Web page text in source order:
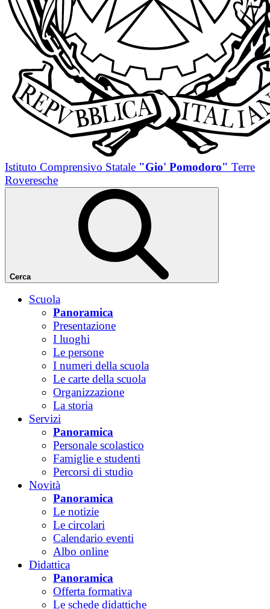
Istituto Comprensivo Statale "Gio' Pomodoro" Terre
Roveresche
Cerca
Scuola
Panoramica
Presentazione
I luoghi
Le persone
I numeri della scuola
Le carte della scuola
Organizzazione
La storia
Servizi
Panoramica
Personale scolastico
Famiglie e studenti
Percorsi di studio
Novità
Panoramica
Le notizie
Le circolari
Calendario eventi
Albo online
Didattica
Panoramica
Offerta formativa
Le schede didattiche